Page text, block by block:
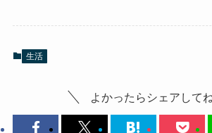
生活
よかったらシェアしてね